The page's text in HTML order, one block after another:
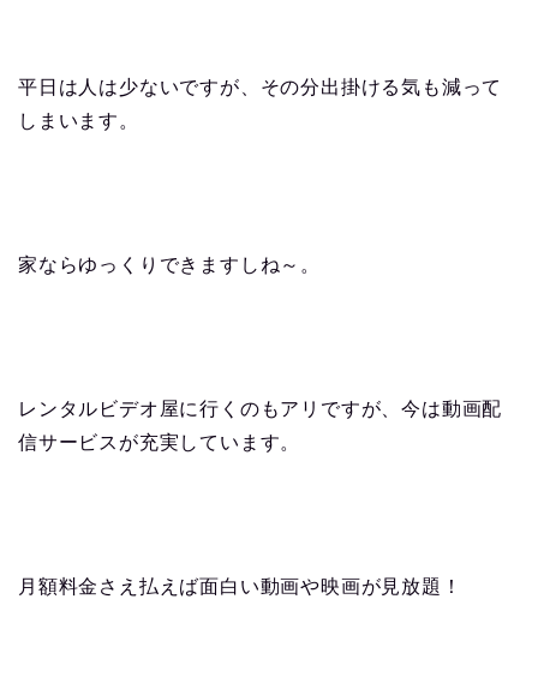
平日は人は少ないですが、その分出掛ける気も減って
しまいます。
家ならゆっくりできますしね～。
レンタルビデオ屋に行くのもアリですが、今は動画配
信サービスが充実しています。
月額料金さえ払えば面白い動画や映画が見放題！